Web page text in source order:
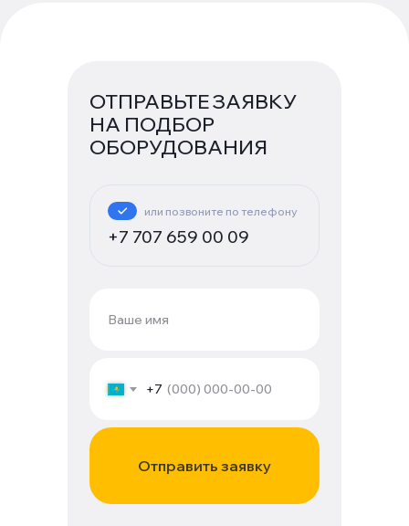
ОТПРАВЬТЕ ЗАЯВКУ
НА ПОДБОР
ОБОРУДОВАНИЯ
или позвоните по телефону
+7 707 659 00 09
+7
Отправить заявку